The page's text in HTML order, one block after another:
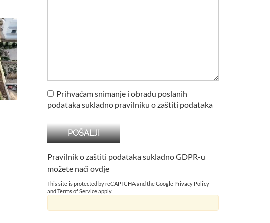
Prihvaćam snimanje i obradu poslanih
podataka sukladno pravilniku o zaštiti podataka
Pravilnik o zaštiti podataka sukladno GDPR-u
možete naći ovdje
This site is protected by reCAPTCHA and the Google Privacy Policy
andTerms of Serviceapply.